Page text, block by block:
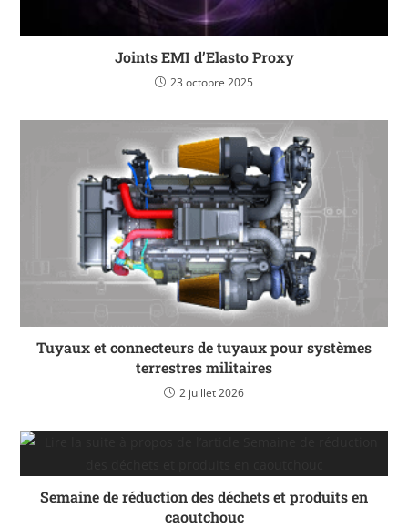
Joints EMI d’Elasto Proxy
23 octobre 2025
Tuyaux et connecteurs de tuyaux pour systèmes
terrestres militaires
2 juillet 2026
Semaine de réduction des déchets et produits en
caoutchouc